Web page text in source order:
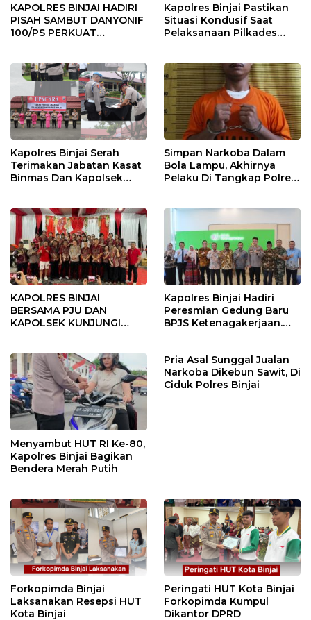
KAPOLRES BINJAI HADIRI
PISAH SAMBUT DANYONIF
100/PS PERKUAT
Kapolres Binjai Pastikan
Situasi Kondusif Saat
Pelaksanaan Pilkades
Kapolres Binjai Serah
Terimakan Jabatan Kasat
Binmas Dan Kapolsek
Simpan Narkoba Dalam
Bola Lampu, Akhirnya
Pelaku Di Tangkap Polres
KAPOLRES BINJAI
BERSAMA PJU DAN
KAPOLSEK KUNJUNGI
Kapolres Binjai Hadiri
Peresmian Gedung Baru
BPJS Ketenagakerjaan.
Menyambut HUT RI Ke-80,
Kapolres Binjai Bagikan
Bendera Merah Putih
Pria Asal Sunggal Jualan
Narkoba Dikebun Sawit, Di
Ciduk Polres Binjai
Forkopimda Binjai
Laksanakan Resepsi HUT
Kota Binjai
Peringati HUT Kota Binjai
Forkopimda Kumpul
Dikantor DPRD